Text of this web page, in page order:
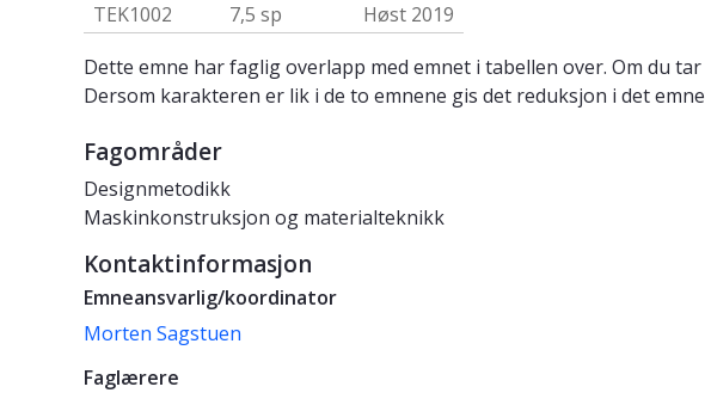
TEK1002 7,5 sp
Høst 2019
Dette emne har faglig overlapp med emnet i tabellen over. Om du
Dersom karakteren er lik i de to emnene gis det reduksjon i det
Fagområder
Designmetodikk
Maskinkonstruksjon og materialteknikk
Kontaktinformasjon
Emneansvarlig/koordinator
Morten Sagstuen
Faglærere